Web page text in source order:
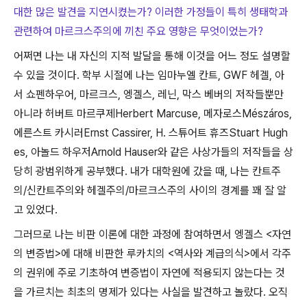
대한 많은 발견을 지연시켰는가? 이러한 가정들이 특히 생태학과
관련하여 마르크스주의에 끼친 주요 영향은 무엇이었는가?
어쩌면 나는 내 자신의 지적 발달을 통해 이것을 어느 정도 설명할
수 있을 것이다. 학부 시절에 나는 임마누엘 칸트, GWF 헤겔, 아
서 쇼펜하우어, 마르크스, 엥겔스, 레닌, 막스 베버의 저작들뿐만
아니라 허버트 마르쿠제 Herbert Marcuse, 메자로스Mészáros,
에른스트 카시러Ernst Cassirer, H. 스튜어트 휴즈Stuart Hugh
es, 아놀드 하우저Arnold Hauser와 같은 사상가들의 저작들을 상
당히 광범위하게 공부했다. 내가 대학원에 갔을 때, 나는 칸트주
의 /신칸트주의와 헤겔주의 /마르크스주의 사이의 경계를 꽤 잘 알
고 있었다.
그러므로 나는 비판 이론에 대한 과정에 참여하면서 엥겔스 <자연
의 변증법>에 대해 비판한 루카치의 <역사와 계급의식>에서 각주
의 권위에 주로 기초하여 변증법이 자연에 적용되지 않는다는 것
을 가르치는 최초의 명제가 있다는 사실을 발견하고 놀랐다. 오직